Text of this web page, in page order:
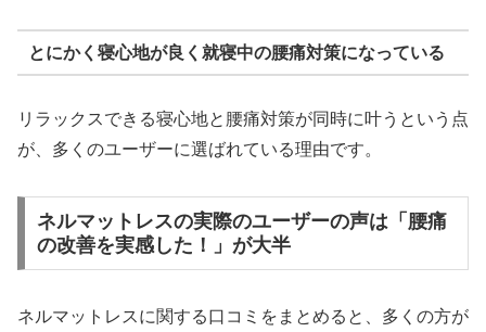
とにかく寝心地が良く就寝中の腰痛対策になっている
リラックスできる寝心地と腰痛対策が同時に叶うという点
が、多くのユーザーに選ばれている理由です。
ネルマットレスの実際のユーザーの声は「腰痛
の改善を実感した！」が大半
ネルマットレスに関する口コミをまとめると、多くの方が